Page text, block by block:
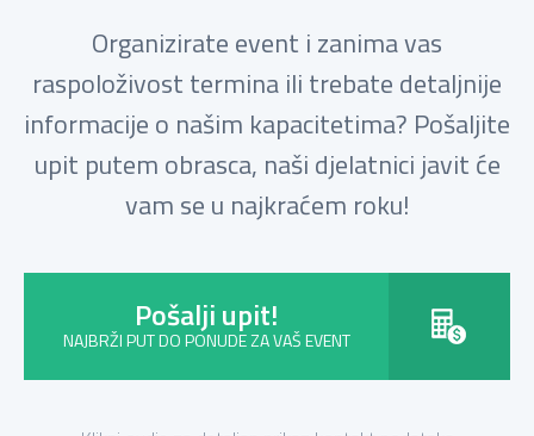
Organizirate event i zanima vas
raspoloživost termina ili trebate detaljnije
informacije o našim kapacitetima? Pošaljite
upit putem obrasca, naši djelatnici javit će
vam se u najkraćem roku!
Pošalji upit!
NAJBRŽI PUT DO PONUDE ZA VAŠ EVENT